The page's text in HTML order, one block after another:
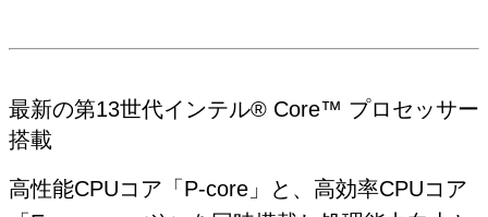
最新の第13世代インテル® Core™ プロセッサー
搭載
高性能CPUコア「P-core」と、高効率CPUコア